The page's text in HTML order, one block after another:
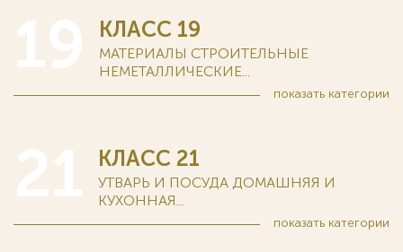
КЛАСС 19
МАТЕРИАЛЫ СТРОИТЕЛЬНЫЕ
НЕМЕТАЛЛИЧЕСКИЕ...
показать категории
КЛАСС 21
УТВАРЬ И ПОСУДА ДОМАШНЯЯ И
КУХОННАЯ...
показать категории